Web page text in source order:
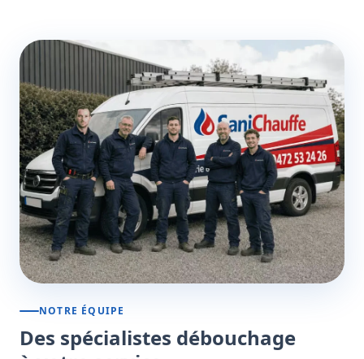
NOTRE ÉQUIPE
Des spécialistes débouchage